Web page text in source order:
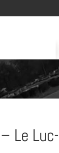
Le